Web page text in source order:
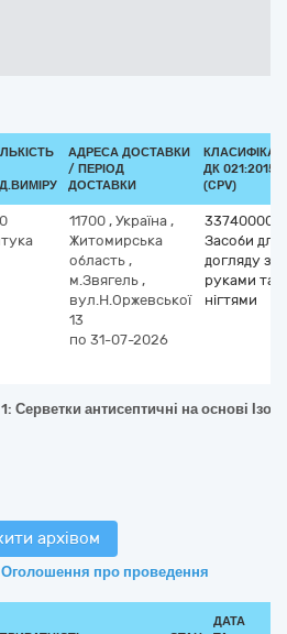
АДРЕСА ДОСТАВКИ
/ ПЕРІОД
ДОСТАВКИ
ДК 021:2015
(CPV)
11700 , Україна ,
Житомирська
область ,
м.Звягель ,
вул.Н.Оржевської
13
по 31-07-2026
33740000-
Засоби для
догляду за
руками та
нігтями
Серветки антисептичні на основі
архівом
про проведення
ДАТА